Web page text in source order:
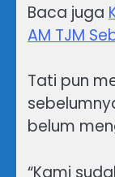
Baca juga
AM TJM
Tati pun
belum
“Kami